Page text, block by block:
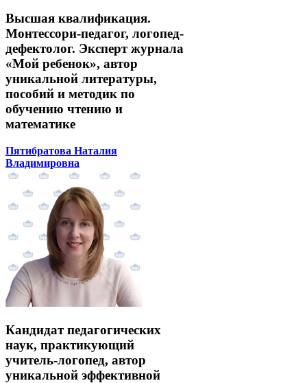
Высшая квалификация.
Монтессори-педагог, логопед-
дефектолог. Эксперт журнала
«Мой ребенок», автор
уникальной литературы,
пособий и методик по
обучению чтению и
математике
Пятибратова Наталия
Владимировна
Кандидат педагогических
наук, практикующий
учитель-логопед, автор
уникальной эффективной